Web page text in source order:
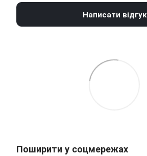
Написати відгук
Поширити у соцмережах